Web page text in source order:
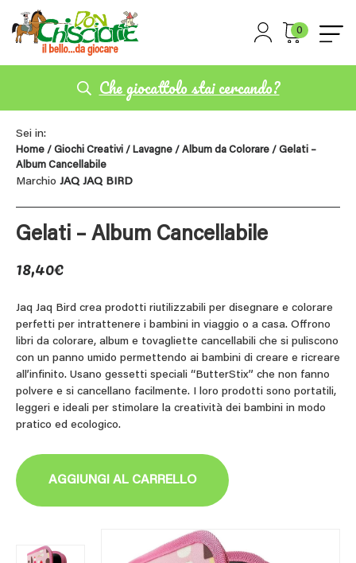
0
Che giocattolo stai cercando?
Sei in:
Home / Giochi Creativi / Lavagne / Album da Colorare / Gelati –
Album Cancellabile
Marchio JAQ JAQ BIRD
Gelati – Album Cancellabile
18,40€
Jaq Jaq Bird crea prodotti riutilizzabili per disegnare e colorare
perfetti per intrattenere i bambini in viaggio o a casa. Offrono
libri da colorare, album e tovagliette cancellabili che si puliscono
con un panno umido permettendo ai bambini di creare e ricreare
all’infinito. Usano gessetti speciali “ButterStix” che non fanno
polvere e si cancellano facilmente. I loro prodotti sono portatili,
leggeri e ideali per stimolare la creatività dei bambini in modo
pratico ed ecologico.
AGGIUNGI AL CARRELLO